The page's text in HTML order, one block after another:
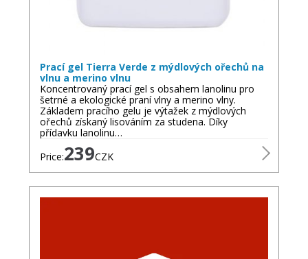
riziko podráždění.
Perte na jemný cyklus, nejlépe při teplotě do 30 °C,
bez agresivních aviváží, a pokud možno naruby.
Nepoužívejte sušičku — nechte výrobky volně
vyschnout.
Merino vlna je méně náročná na praní: díky svým
vlastnostem stačí často jen vyvětrat.
produkt podle sezóny či použití a objednejte ještě
Prací gel Tierra Verde z mýdlových ořechů na
vlnu a merino vlnu
Koncentrovaný prací gel s obsahem lanolinu pro
šetrné a ekologické praní vlny a merino vlny.
Základem pracího gelu je výtažek z mýdlových
ořechů získaný lisováním za studena. Díky
přídavku lanolinu…
Price:239CZK